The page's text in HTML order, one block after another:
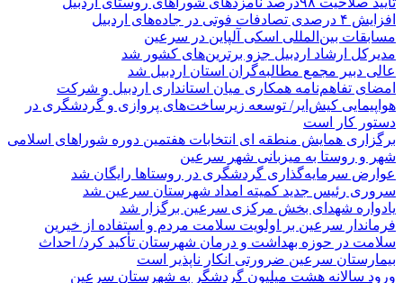
افزایش ۴ درصدی تصادفات فوتی در جاده‌های اردبیل
مسابقات بین‌المللی اسکی آلپاین در سرعین
مدیرکل ارشاد اردبیل جزو برترین‌های کشور شد
عالی دبیر مجمع مطالبه‌گران استان اردبیل شد
امضای تفاهم‌نامه همکاری میان استانداری اردبیل و شرکت
هواپیمایی کیش‌ایر/ توسعه زیرساخت‌های پروازی و گردشگری در
دستور کار است
برگزاری همایش منطقه ای انتخابات هفتمین دوره شوراهای اسلامی
شهر و روستا به میزبانی شهر سرعین
عوارض سرمایه‌گذاری گردشگری در روستاها رایگان شد
سروری رئیس جدید کمیته امداد شهرستان سرعین شد
یادواره شهدای بخش مرکزی سرعین برگزار شد
فرماندار سرعین بر اولویت سلامت مردم و استفاده از خیرین
سلامت در حوزه بهداشت و درمان شهرستان تأکید کرد/ احداث
بیمارستان سرعین ضرورتی انکار ناپذیر است
ورود سالانه هشت میلیون گردشگر به شهرستان سرعین